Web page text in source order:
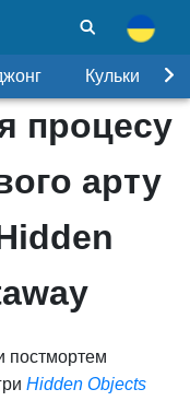
Кульки
процесу
арту
постмортем
Hidden Objects